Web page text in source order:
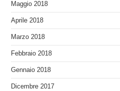
Maggio 2018
Aprile 2018
Marzo 2018
Febbraio 2018
Gennaio 2018
Dicembre 2017